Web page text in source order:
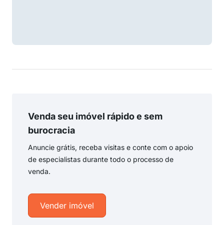
Venda seu imóvel rápido e sem
burocracia
Anuncie grátis, receba visitas e conte com o apoio
de especialistas durante todo o processo de
venda.
Vender imóvel